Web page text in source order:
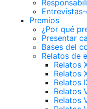
Premios
¿Por qué
Presentar
Bases del
Relatos de
Relatos
Relatos
Relatos
Relatos
Relatos